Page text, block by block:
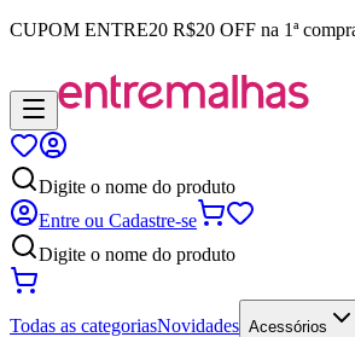
CUPOM ENTRE20 R$20 OFF na 1ª
Digite o nome do produto
Entre ou Cadastre-se
Digite o nome do produto
Todas as categoriasNovidades Acessórios